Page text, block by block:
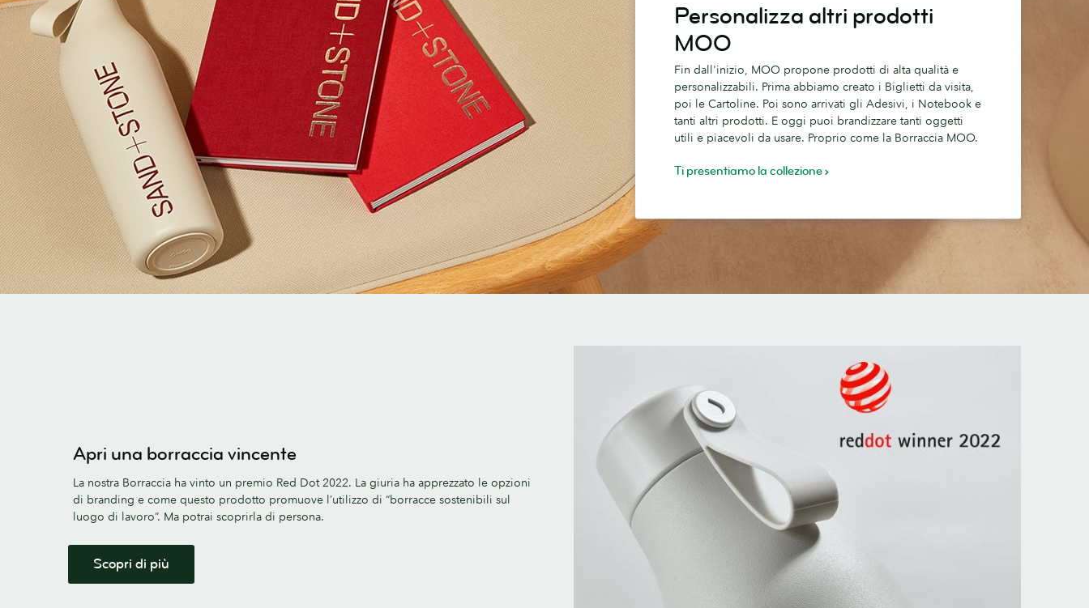
Personalizza altri prodotti
MOO
Fin dall'inizio, MOO propone prodotti di alta qualità e
personalizzabili. Prima abbiamo creato i Biglietti da visita,
poi le Cartoline. Poi sono arrivati gli Adesivi, i Notebook e
tanti altri prodotti. E oggi puoi brandizzare tanti oggetti
utili e piacevoli da usare. Proprio come la Borraccia MOO.
Ti presentiamo la collezione
Apri una borraccia vincente
La nostra Borraccia ha vinto un premio Red Dot 2022. La giuria ha apprezzato le opzioni
di branding e come questo prodotto promuove l’utilizzo di “borracce sostenibili sul
luogo di lavoro”. Ma potrai scoprirla di persona.
Scopri di più